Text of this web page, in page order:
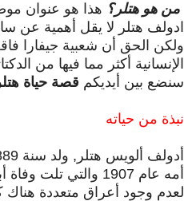
من هو هتلر؟ هذا هو عنوان
ادولف هتلر لا يقل أهمية عن
ولكن الحق أن شعبية جيفارا
الإنسانية أكثر مما فيها من
سنضع بين أيديكم قصة حياة
نبذة من حياته
أمه عام 1907 والتي
لعدم وجود أعراق متعددة